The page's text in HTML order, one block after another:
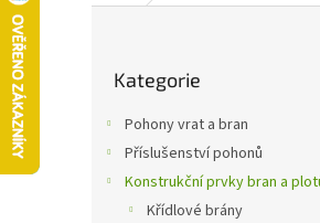
kategorie
Kategorie
Pohony vrat a bran
Příslušenství pohonů
Konstrukční prvky bran a
Křídlové brány